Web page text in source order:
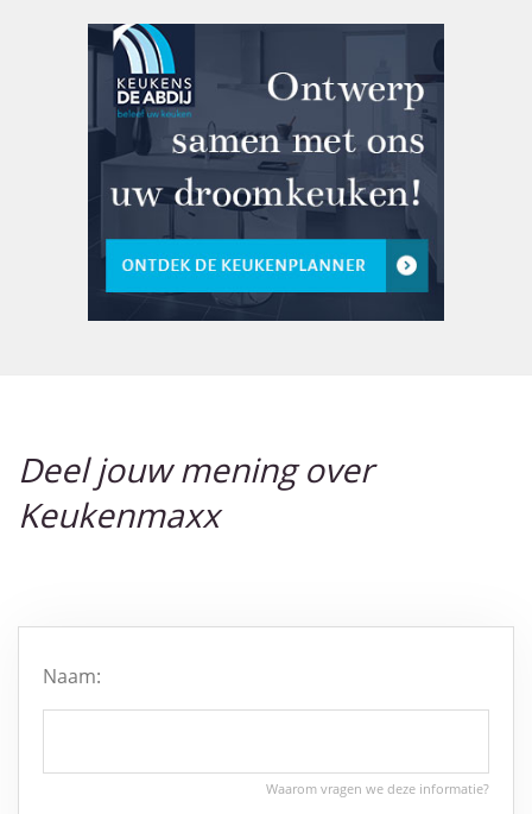
Deel jouw mening over
Keukenmaxx
Naam: